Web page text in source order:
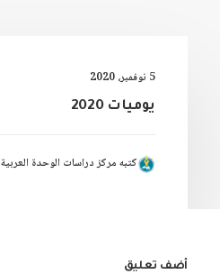
5 نوفمبر، 2020
يوميات 2020
كتبه مركز دراسات الوحدة العربية
أضف تعليق